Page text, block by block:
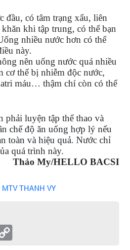
đầu, có tâm trạng xấu, liên
khi tập trung, có thể bạn
nhiều nước hơn có thể
này.
nên uống nước quá nhiều
cơ thể bị nhiễm độc nước,
máu… thậm chí còn có thể
phải luyện tập thể thao và
chế độ ăn uống hợp lý nếu
toàn và hiệu quả. Nước chỉ
quá trình này.
Thảo My/HELLO BACSI